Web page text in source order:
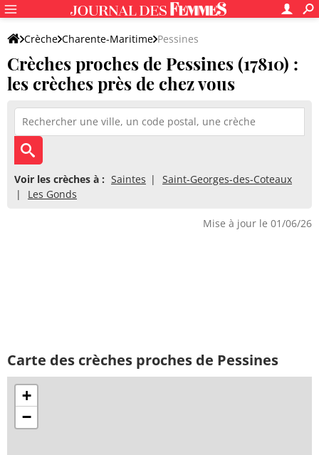
Crèche Charente-Maritime Pessines
Crèches proches de Pessines (17810) :
les crèches près de chez vous
Voir les crèches à : Saintes
Saint-Georges-des-Coteaux
Les Gonds
Mise à jour le 01/06/26
Carte des crèches proches de Pessines
+
−